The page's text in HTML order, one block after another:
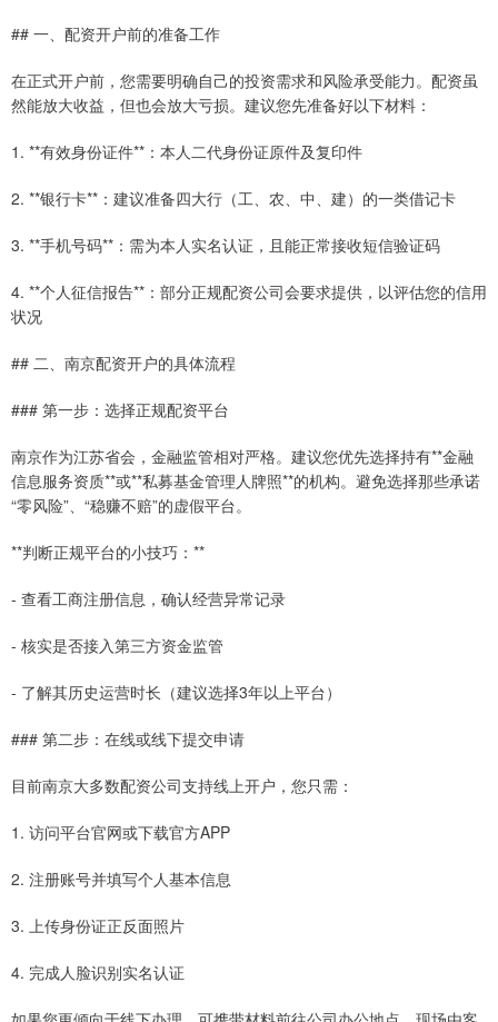
## 一、配资开户前的准备工作
在正式开户前，您需要明确自己的投资需求和风险承受能力。配资虽
然能放大收益，但也会放大亏损。建议您先准备好以下材料：
1. **有效身份证件**：本人二代身份证原件及复印件
2. **银行卡**：建议准备四大行（工、农、中、建）的一类借记卡
3. **手机号码**：需为本人实名认证，且能正常接收短信验证码
4. **个人征信报告**：部分正规配资公司会要求提供，以评估您的信用
状况
## 二、南京配资开户的具体流程
### 第一步：选择正规配资平台
南京作为江苏省会，金融监管相对严格。建议您优先选择持有**金融
信息服务资质**或**私募基金管理人牌照**的机构。避免选择那些承诺
“零风险”、“稳赚不赔”的虚假平台。
**判断正规平台的小技巧：**
- 查看工商注册信息，确认经营异常记录
- 核实是否接入第三方资金监管
- 了解其历史运营时长（建议选择3年以上平台）
### 第二步：在线或线下提交申请
目前南京大多数配资公司支持线上开户，您只需：
1. 访问平台官网或下载官方APP
2. 注册账号并填写个人基本信息
3. 上传身份证正反面照片
4. 完成人脸识别实名认证